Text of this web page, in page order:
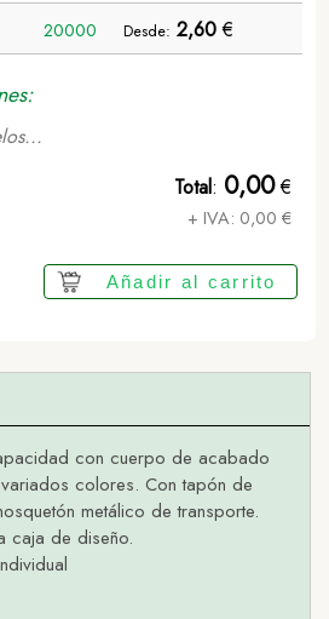
20000 Desde: 2,60€
Total: 0,00€
+ IVA: 0,00 €
Añadir al carrito
con cuerpo de acabado
colores. Con tapón de
metálico de transporte.
caja de diseño.